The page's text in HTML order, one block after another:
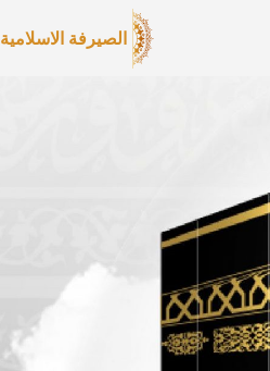
الصيرفة الاسلامية